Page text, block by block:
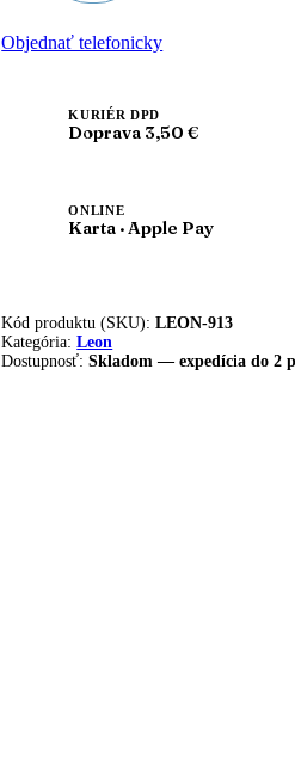
Dámska
zdravotná
prackou
Objednať telefonicky
KURIÉR DPD
Doprava 3,50 €
ONLINE
Karta · Apple Pay
Kód produktu (SKU):LEON-913
Kategória:Leon
Dostupnosť:Skladom — expedícia do 2